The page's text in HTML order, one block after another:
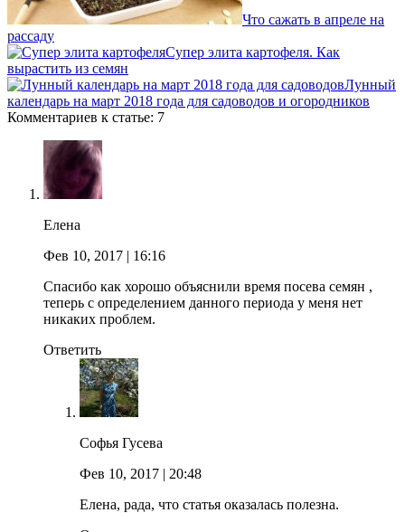
Что сажать в апреле на
рассаду
Супер элита картофеля. Как
вырастить из семян
Лунный
календарь на март 2018 года для садоводов и огородников
Комментариев к статье: 7
Елена
Фев 10, 2017 | 16:16
Спасибо как хорошо объяснили время посева семян ,
теперь с определением данного периода у меня нет
никаких проблем.
Ответить
Софья Гусева
Фев 10, 2017 | 20:48
Елена, рада, что статья оказалась полезна.